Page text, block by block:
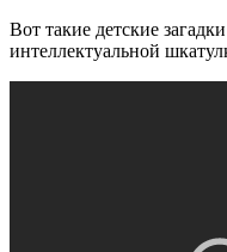
Вот такие детские
интеллектуальной